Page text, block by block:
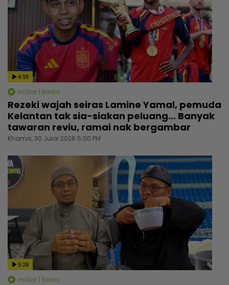
4:59
mStar | Berita
Rezeki wajah seiras Lamine Yamal, pemuda
Kelantan tak sia-siakan peluang... Banyak
tawaran reviu, ramai nak bergambar
Khamis, 30 Julai 2026 5:00 PM
5:28
mStar | Berita